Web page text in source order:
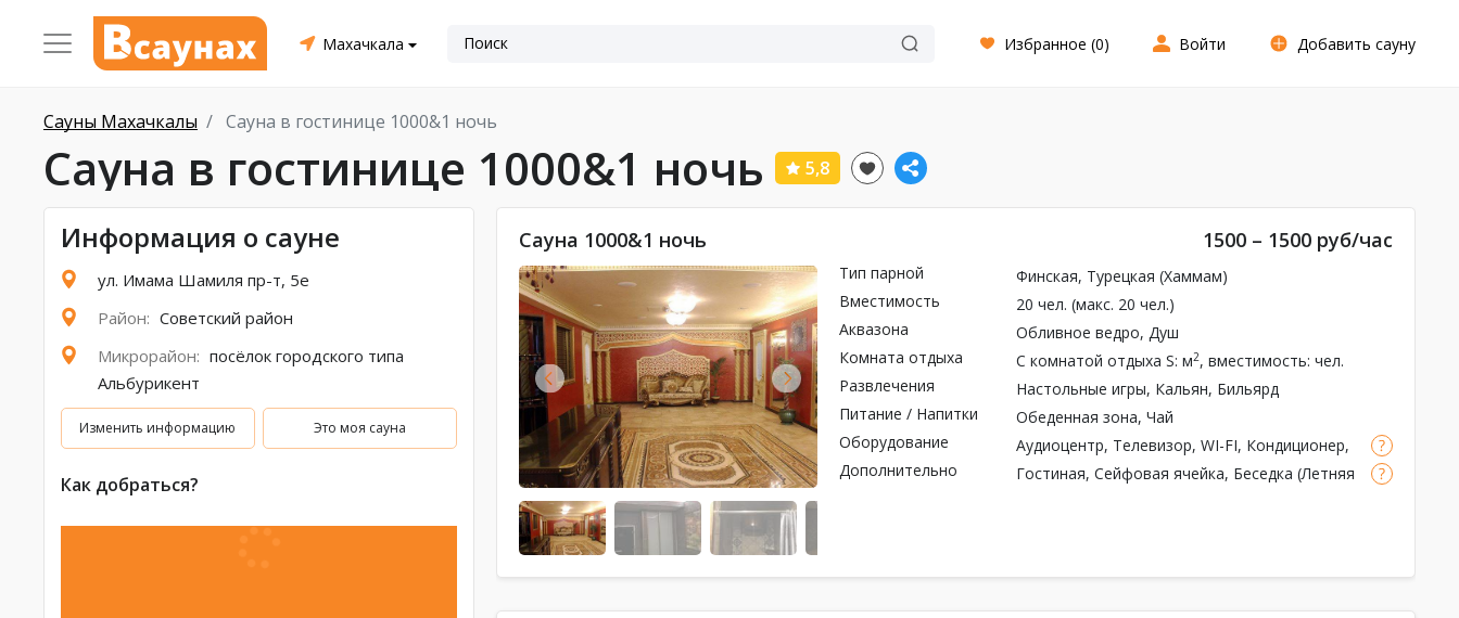
Махачкала Избранное (0) Войти Добавить сауну
Сауны Махачкалы Сауна в гостинице 1000&1 ночь
Сауна в гостинице 1000&1 ночь 5,8
Информация о сауне
ул. Имама Шамиля пр-т, 5е
Район: Советский район
Микрорайон: посёлок городского типа
Альбурикент
Изменить информацию Это моя сауна
Как добраться?
Сауна 1000&1 ночь 1500 – 1500 руб/час
Тип парной Финская, Турецкая (Хаммам)
Вместимость
20 чел. (макс. 20 чел.)
Аквазона
Обливное ведро, Душ
Комната отдыха
С комнатой отдыха S: м2, вместимость: чел.
Развлечения
Настольные игры, Кальян, Бильярд
Питание / Напитки
Обеденная зона, Чай
Оборудование
Аудиоцентр, Телевизор, WI-FI, Кондиционер,
Массажное кресло
Дополнительно
Гостиная, Сейфовая ячейка, Беседка (Летняя